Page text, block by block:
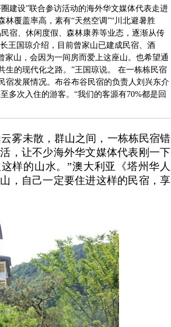
建设”联合参访活动的海外华文媒体代表走进
林覆盖率高，素有“天然空调”“川北避暑胜
宿、休闲度假、森林康养等业态，逐渐从传
王国琼介绍，目前曾家山已建成民宿、酒
家山，会因为一间房而爱上这座山。也希望通
生的现代化之路。”王国琼说。 在一栋栋民宿
宿发展情况。布谷布谷民宿的负责人刘兴东介
多次入住的游客。“我们的客源有70%都是回
雾未散，群山之间，一栋栋民宿错
，让不少海外华文媒体代表刚一下
样的山水。”澳大利亚《塔州华人
，自己一定要住进这样的民宿，享